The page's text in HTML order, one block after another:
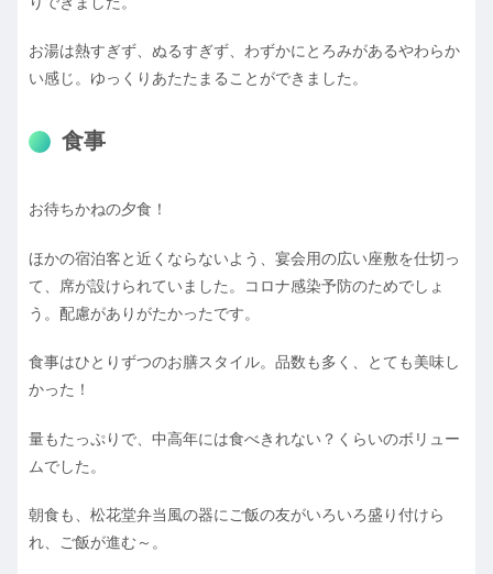
お湯は熱すぎず、ぬるすぎず、わずかにとろみがあるやわらか
い感じ。ゆっくりあたたまることができました。
食事
お待ちかねの夕食！
ほかの宿泊客と近くならないよう、宴会用の広い座敷を仕切っ
て、席が設けられていました。コロナ感染予防のためでしょ
う。配慮がありがたかったです。
食事はひとりずつのお膳スタイル。品数も多く、とても美味し
かった！
量もたっぷりで、中高年には食べきれない？くらいのボリュー
ムでした。
朝食も、松花堂弁当風の器にご飯の友がいろいろ盛り付けら
れ、ご飯が進む～。